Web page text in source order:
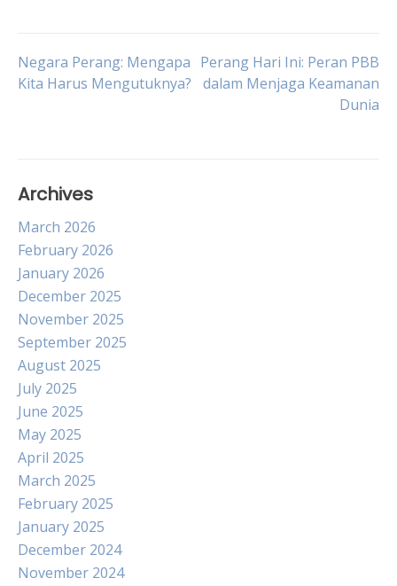
Post
Negara Perang: Mengapa
Kita Harus Mengutuknya?
Perang Hari Ini: Peran PBB
dalam Menjaga Keamanan
Dunia
Archives
March 2026
February 2026
January 2026
December 2025
November 2025
September 2025
August 2025
July 2025
June 2025
May 2025
April 2025
March 2025
February 2025
January 2025
December 2024
November 2024